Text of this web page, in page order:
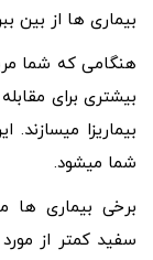
بیماری­ ها از بین
هنگامی که شما
بیشتری برای
بیماری­زا
شما می­شود.
برخی بیماری­